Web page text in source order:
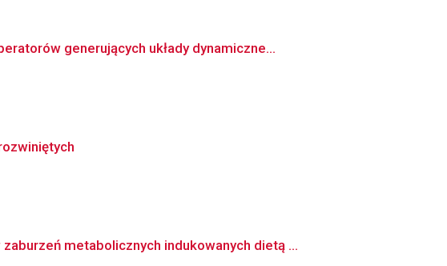
generujących układy dynamiczne...
metabolicznych indukowanych dietą ...